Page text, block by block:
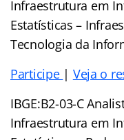
Infraestrutura em
Estatísticas –
Tecnologia da
Participe | Veja o
IBGE:B2-03-C
Infraestrutura em